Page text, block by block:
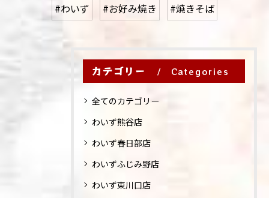
#わいず #お好み焼き #焼きそば
カテゴリー Categories
全てのカテゴリー
わいず熊谷店
わいず春日部店
わいずふじみ野店
わいず東川口店